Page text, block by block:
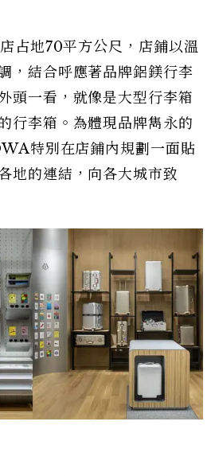
占地70平方公尺，店鋪以溫
，結合呼應著品牌鋁鎂行李
頭一看，就像是大型行李箱
行李箱。為體現品牌雋永的
特別在店鋪內規劃一面貼
地的連結，向各大城市致